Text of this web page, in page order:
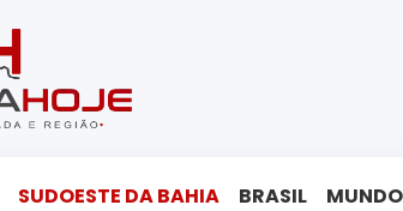
SUDOESTE DA BAHIA BRASIL MUNDO